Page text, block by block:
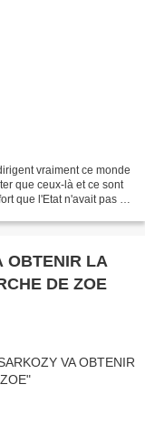
vraiment ce monde
que ceux-là et ce sont
que l'Etat n'avait pas à
OBTENIR LA
DE ZOE